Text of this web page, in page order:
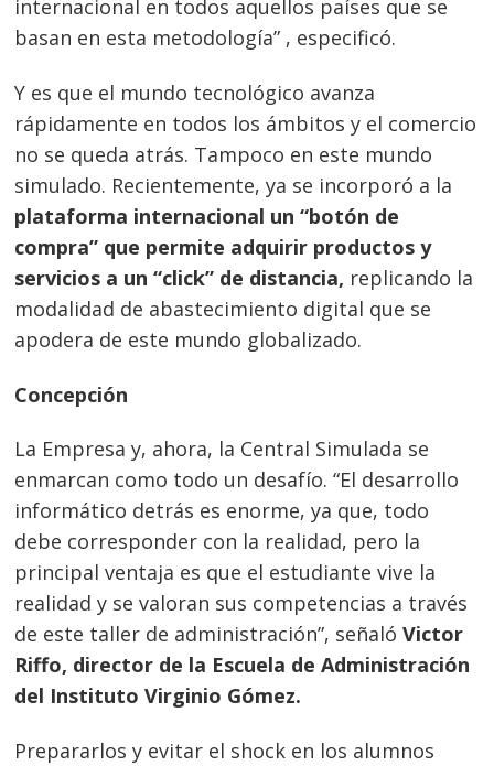
internacional en todos aquellos países que se
basan en esta metodología” , especificó.
Y es que el mundo tecnológico avanza
rápidamente en todos los ámbitos y el comercio
no se queda atrás. Tampoco en este mundo
simulado. Recientemente, ya se incorporó a la
plataforma internacional un “botón de
compra” que permite adquirir productos y
servicios a un “click” de distancia, replicando la
modalidad de abastecimiento digital que se
apodera de este mundo globalizado.
Concepción
La Empresa y, ahora, la Central Simulada se
enmarcan como todo un desafío. “El desarrollo
informático detrás es enorme, ya que, todo
debe corresponder con la realidad, pero la
principal ventaja es que el estudiante vive la
realidad y se valoran sus competencias a través
de este taller de administración”, señalóVictor
Riffo, director de la Escuela de Administración
del Instituto Virginio Gómez.
Prepararlos y evitar el shock en los alumnos